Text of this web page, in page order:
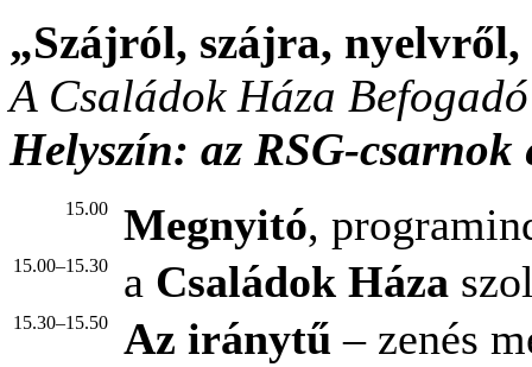
„Szájról, szájra, nyelvről,
A Családok Háza
Helyszín: az RSG-csarnok
15.00 Megnyitó,
15.00–15.30 a Családok Háza
15.30–15.50 Az iránytű – zenés